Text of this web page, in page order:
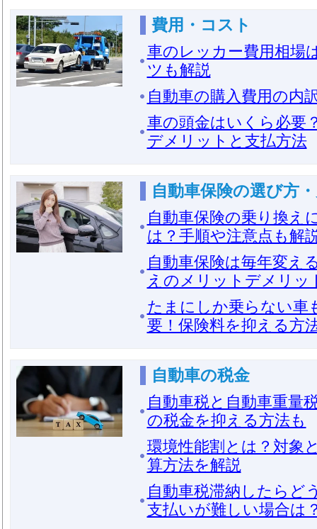
費用・コスト
車のレッカー費用相場
ツも解説
自動車の購入費用の内
車の頭金はいくら必要
デメリットと支払方法
自動車保険の選び方
自動車保険の乗り換え
は？手順や注意点も解
自動車保険は毎年変え
えのメリットデメリッ
たまにしか乗らない車
要！保険料を抑える方
自動車の税金
自動車税と自動車重量
の税金を抑える方法も
環境性能割とは？対象
算方法を解説
自動車税滞納したらど
支払いが難しい場合は